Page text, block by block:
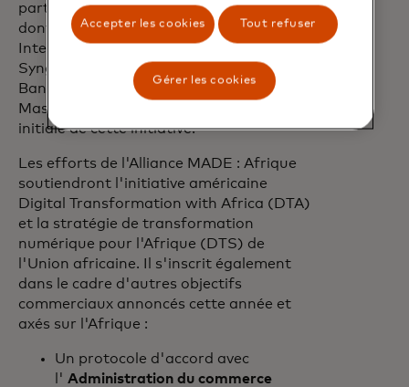
participer à l'Alliance MADE : Afrique,
dont Equity Bank, Microsoft, Heifer
International, Unconnected.org et
Syngenta Foundation. Le Groupe de la
Banque africaine de développement et
Mastercard assureront la coprésidence
initiale de cette initiative.
Les efforts de l'Alliance MADE : Afrique
soutiendront l'initiative américaine
Digital Transformation with Africa (DTA)
et la stratégie de transformation
numérique pour l'Afrique (DTS) de
l'Union africaine. Il s'inscrit également
dans le cadre d'autres objectifs
commerciaux annoncés cette année et
axés sur l'Afrique :
Un protocole d'accord avec
l' Administration du commerce
Accepter les cookies Tout refuser
Gérer les cookies